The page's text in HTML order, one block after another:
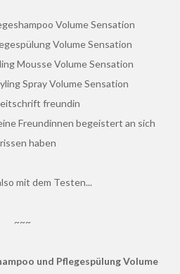
Volume Sensation
Volume Sensation
Mousse Volume Sensation
Spray Volume Sensation
freundin
haben
mit dem Testen...
~~~
und Pflegespülung Volume